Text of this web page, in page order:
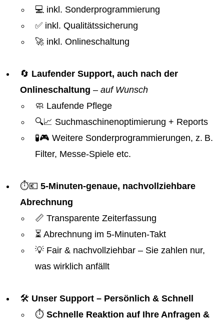
💻 inkl. Sonderprogrammierung
✅ inkl. Qualitätssicherung
🚀 inkl. Onlineschaltung
🔄 Laufender Support, auch nach der
Onlineschaltung – auf Wunsch
🧼 Laufende Pflege
🔍📈 Suchmaschinenoptimierung + Reports
🧪🎮 Weitere Sonderprogrammierungen, z. B.
Filter, Messe-Spiele etc.
⏱️💶 5-Minuten-genaue, nachvollziehbare
Abrechnung
📏 Transparente Zeiterfassung
⏳ Abrechnung im 5-Minuten-Takt
💡 Fair & nachvollziehbar – Sie zahlen nur,
was wirklich anfällt
🛠️ Unser Support – Persönlich & Schnell
⏱️ Schnelle Reaktion auf Ihre Anfragen &